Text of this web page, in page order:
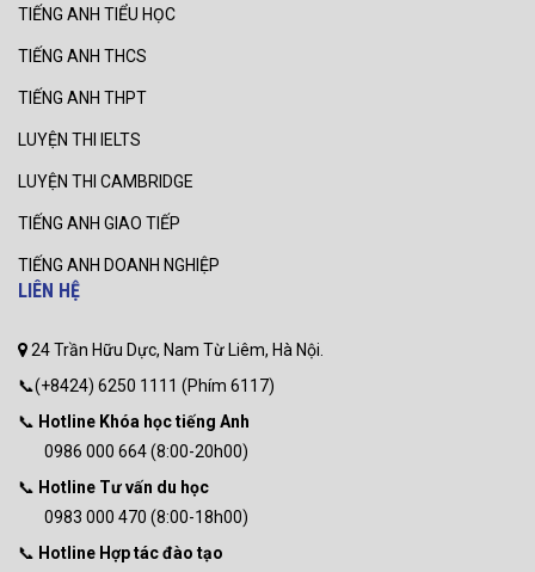
TIẾNG ANH TIỂU HỌC
TIẾNG ANH THCS
TIẾNG ANH THPT
LUYỆN THI IELTS
LUYỆN THI CAMBRIDGE
TIẾNG ANH GIAO TIẾP
TIẾNG ANH DOANH NGHIỆP
LIÊN HỆ
24 Trần Hữu Dực, Nam Từ Liêm, Hà Nội.
📞(+8424) 6250 1111 (Phím 6117)
📞 Hotline Khóa học tiếng Anh
0986 000 664 (8:00-20h00)
📞 Hotline Tư vấn du học
0983 000 470 (8:00-18h00)
📞 Hotline Hợp tác đào tạo